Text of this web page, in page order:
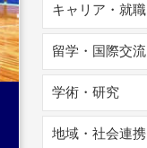
キャリア・就職
留学・国際交流
学術・研究
地域・社会連携